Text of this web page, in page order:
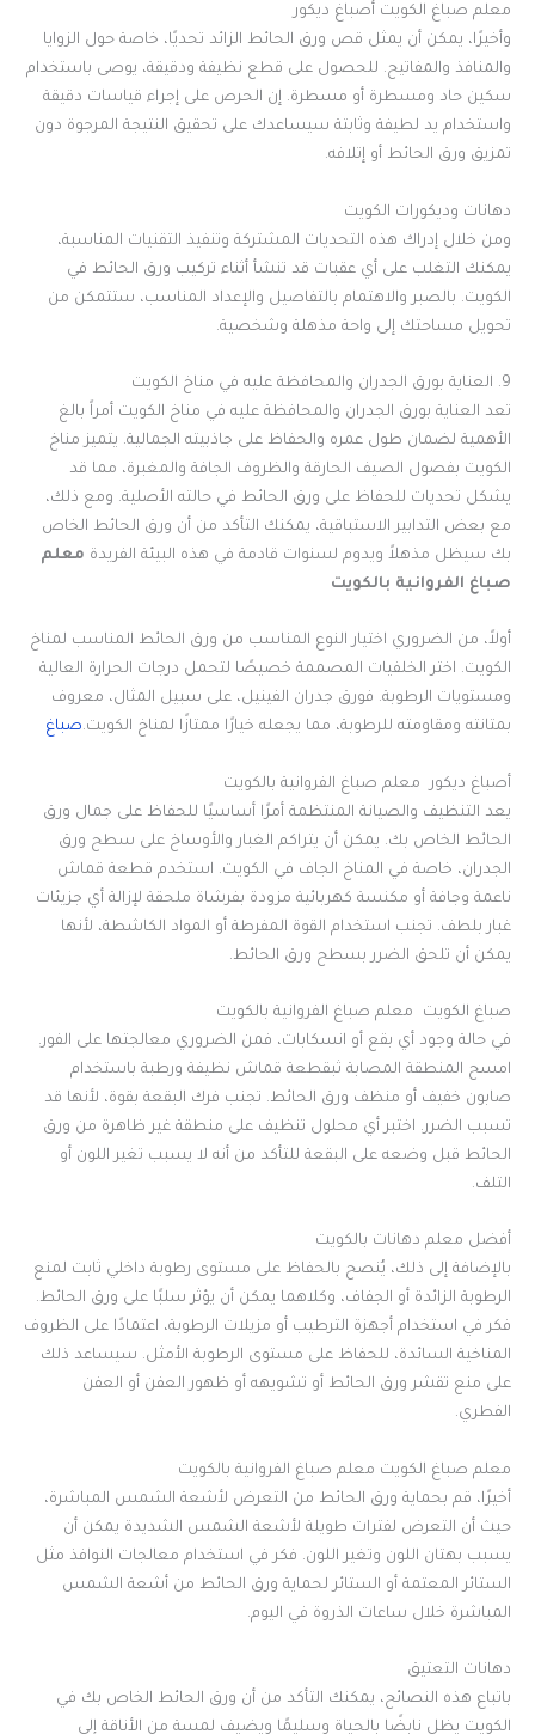
معلم صباغ الكويت أصباغ ديكور
وأخيرًا، يمكن أن يمثل قص ورق الحائط الزائد تحديًا، خاصة حول الزوايا
والمنافذ والمفاتيح. للحصول على قطع نظيفة ودقيقة، يوصى باستخدام
سكين حاد ومسطرة أو مسطرة. إن الحرص على إجراء قياسات دقيقة
واستخدام يد لطيفة وثابتة سيساعدك على تحقيق النتيجة المرجوة دون
تمزيق ورق الحائط أو إتلافه.
دهانات وديكورات الكويت
ومن خلال إدراك هذه التحديات المشتركة وتنفيذ التقنيات المناسبة،
يمكنك التغلب على أي عقبات قد تنشأ أثناء تركيب ورق الحائط في
الكويت. بالصبر والاهتمام بالتفاصيل والإعداد المناسب، ستتمكن من
تحويل مساحتك إلى واحة مذهلة وشخصية.
9. العناية بورق الجدران والمحافظة عليه في مناخ الكويت
تعد العناية بورق الجدران والمحافظة عليه في مناخ الكويت أمراً بالغ
الأهمية لضمان طول عمره والحفاظ على جاذبيته الجمالية. يتميز مناخ
الكويت بفصول الصيف الحارقة والظروف الجافة والمغبرة، مما قد
يشكل تحديات للحفاظ على ورق الحائط في حالته الأصلية. ومع ذلك،
مع بعض التدابير الاستباقية، يمكنك التأكد من أن ورق الحائط الخاص
بك سيظل مذهلاً ويدوم لسنوات قادمة في هذه البيئة الفريدة معلم
صباغ الفروانية بالكويت
أولاً، من الضروري اختيار النوع المناسب من ورق الحائط المناسب لمناخ
الكويت. اختر الخلفيات المصممة خصيصًا لتحمل درجات الحرارة العالية
ومستويات الرطوبة. فورق جدران الفينيل، على سبيل المثال، معروف
بمتانته ومقاومته للرطوبة، مما يجعله خيارًا ممتازًا لمناخ الكويت.صباغ
أصباغ ديكور معلم صباغ الفروانية بالكويت
يعد التنظيف والصيانة المنتظمة أمرًا أساسيًا للحفاظ على جمال ورق
الحائط الخاص بك. يمكن أن يتراكم الغبار والأوساخ على سطح ورق
الجدران، خاصة في المناخ الجاف في الكويت. استخدم قطعة قماش
ناعمة وجافة أو مكنسة كهربائية مزودة بفرشاة ملحقة لإزالة أي جزيئات
غبار بلطف. تجنب استخدام القوة المفرطة أو المواد الكاشطة، لأنها
يمكن أن تلحق الضرر بسطح ورق الحائط.
صباغ الكويت معلم صباغ الفروانية بالكويت
في حالة وجود أي بقع أو انسكابات، فمن الضروري معالجتها على الفور.
امسح المنطقة المصابة ثبقطعة قماش نظيفة ورطبة باستخدام
صابون خفيف أو منظف ورق الحائط. تجنب فرك البقعة بقوة، لأنها قد
تسبب الضرر. اختبر أي محلول تنظيف على منطقة غير ظاهرة من ورق
الحائط قبل وضعه على البقعة للتأكد من أنه لا يسبب تغير اللون أو
التلف.
أفضل معلم دهانات بالكويت
بالإضافة إلى ذلك، يُنصح بالحفاظ على مستوى رطوبة داخلي ثابت لمنع
الرطوبة الزائدة أو الجفاف، وكلاهما يمكن أن يؤثر سلبًا على ورق الحائط.
فكر في استخدام أجهزة الترطيب أو مزيلات الرطوبة، اعتمادًا على الظروف
المناخية السائدة، للحفاظ على مستوى الرطوبة الأمثل. سيساعد ذلك
على منع تقشر ورق الحائط أو تشويهه أو ظهور العفن أو العفن
الفطري.
معلم صباغ الكويت معلم صباغ الفروانية بالكويت
أخيرًا، قم بحماية ورق الحائط من التعرض لأشعة الشمس المباشرة،
حيث أن التعرض لفترات طويلة لأشعة الشمس الشديدة يمكن أن
يسبب بهتان اللون وتغير اللون. فكر في استخدام معالجات النوافذ مثل
الستائر المعتمة أو الستائر لحماية ورق الحائط من أشعة الشمس
المباشرة خلال ساعات الذروة في اليوم.
دهانات التعتيق
باتباع هذه النصائح، يمكنك التأكد من أن ورق الحائط الخاص بك في
الكويت يظل نابضًا بالحياة وسليمًا ويضيف لمسة من الأناقة إلى